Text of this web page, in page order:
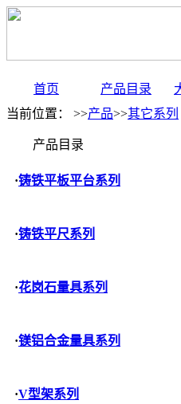
首页 产品目录
当前位置： >>产品>>其它系列
产品目录
·铸铁平板平台系列
·铸铁平尺系列
·花岗石量具系列
·镁铝合金量具系列
·V型架系列